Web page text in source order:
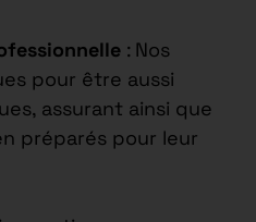
: Nos
pour être aussi
assurant ainsi que
préparés pour leur